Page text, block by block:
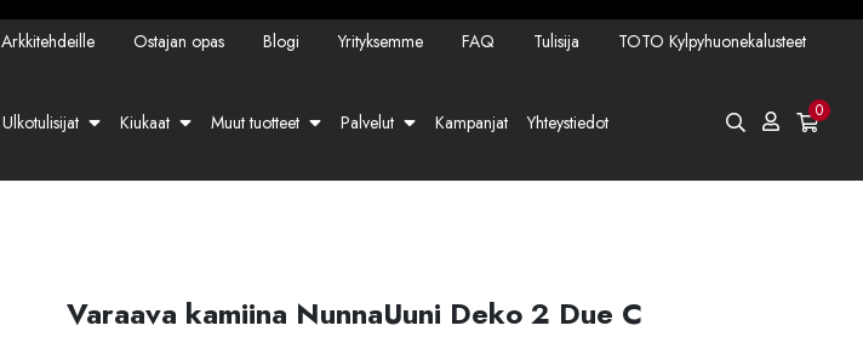
Arkkitehdeille Ostajan opas Blogi Yrityksemme FAQ Tulisija TOTO Kylpyhuonekalusteet
Ulkotulisijat Kiukaat Muut tuotteet Palvelut Kampanjat Yhteystiedot 0
Varaava kamiina NunnaUuni Deko 2 Due C